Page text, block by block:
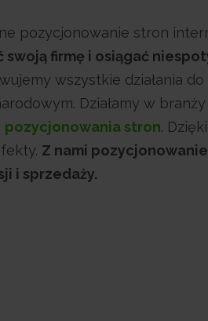
pozycjonowanie stron
swoją firmę i osiągać
wszystkie działania
Działamy w
pozycjonowania stron.
Z nami
i sprzedaży.